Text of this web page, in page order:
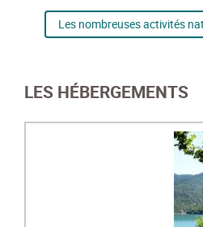
Les nombreuses activités
LES HÉBERGEMENTS